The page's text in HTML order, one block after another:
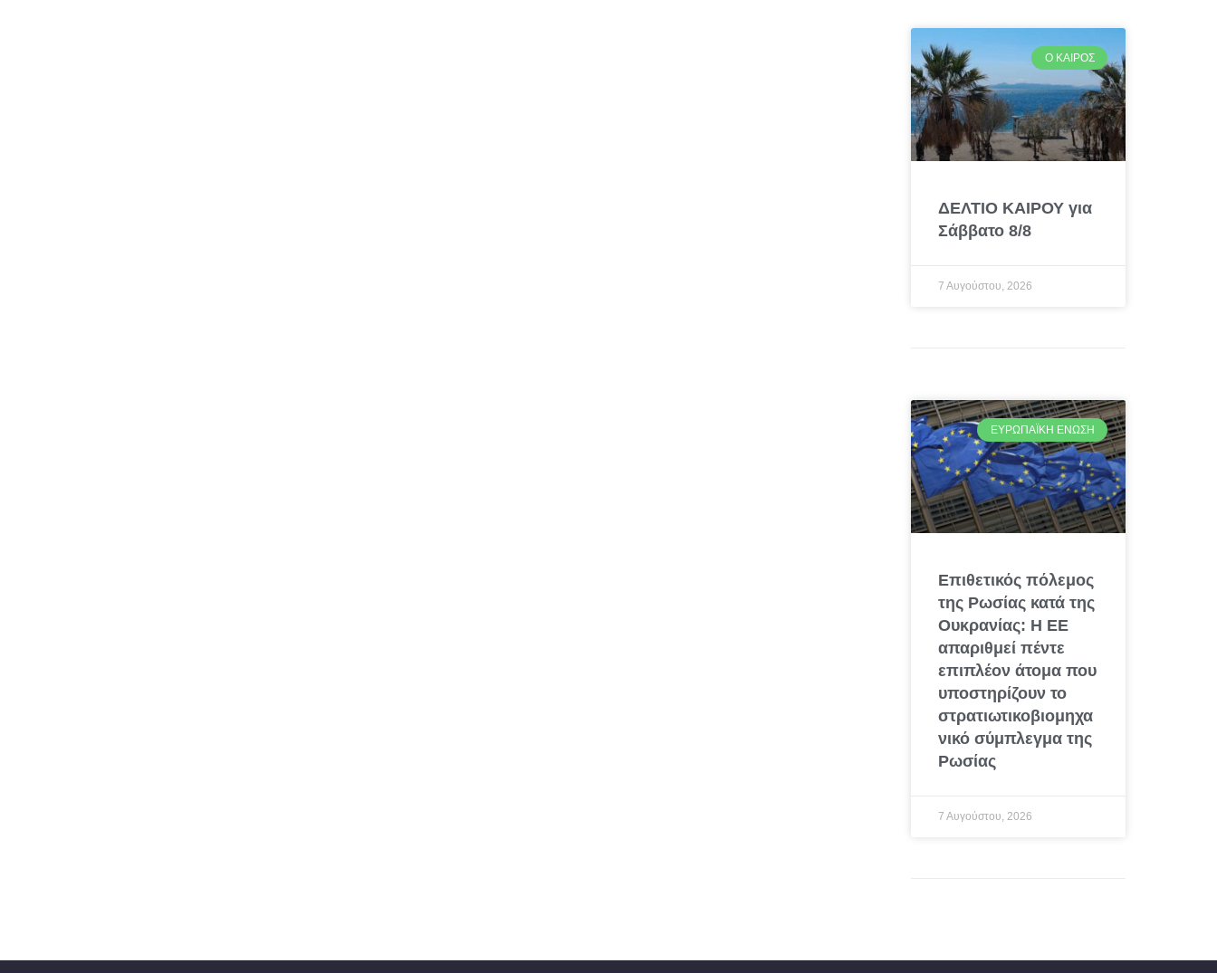
Ο ΚΑΙΡΌΣ
ΔΕΛΤΙΟ ΚΑΙΡΟΥ για
Σάββατο 8/8
7 Αυγούστου, 2026
ΕΥΡΩΠΑΪΚΉ ΈΝΩΣΗ
Επιθετικός πόλεμος
της Ρωσίας κατά της
Ουκρανίας: Η ΕΕ
απαριθμεί πέντε
επιπλέον άτομα που
υποστηρίζουν το
στρατιωτικοβιομηχα
νικό σύμπλεγμα της
Ρωσίας
7 Αυγούστου, 2026